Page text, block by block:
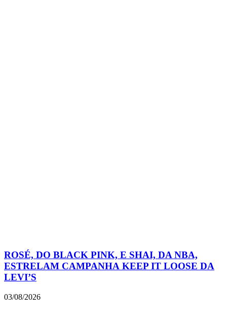
ROSÉ, DO BLACK PINK, E SHAI, DA NBA,
ESTRELAM CAMPANHA KEEP IT LOOSE DA
LEVI’S
03/08/2026